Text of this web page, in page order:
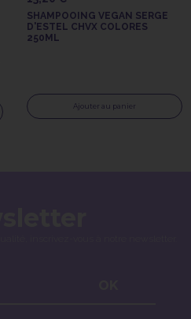
SHAMPOOING VEGAN SERGE
D'ESTEL CHVX COLORES
250ML
Ajouter au panier